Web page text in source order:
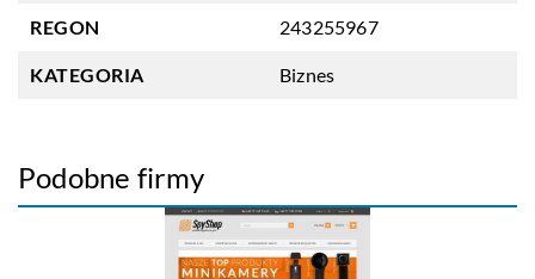
REGON 243255967
KATEGORIA Biznes
Podobne firmy